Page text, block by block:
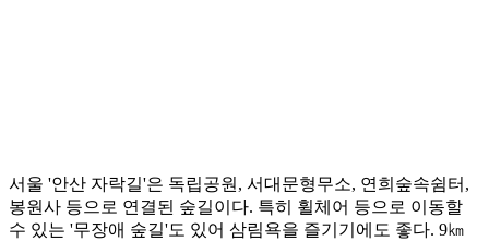
서울 '안산 자락길'은 독립공원, 서대문형무소, 연희숲속쉼터,
봉원사 등으로 연결된 숲길이다. 특히 휠체어 등으로 이동할
수 있는 '무장애 숲길'도 있어 삼림욕을 즐기기에도 좋다. 9㎞